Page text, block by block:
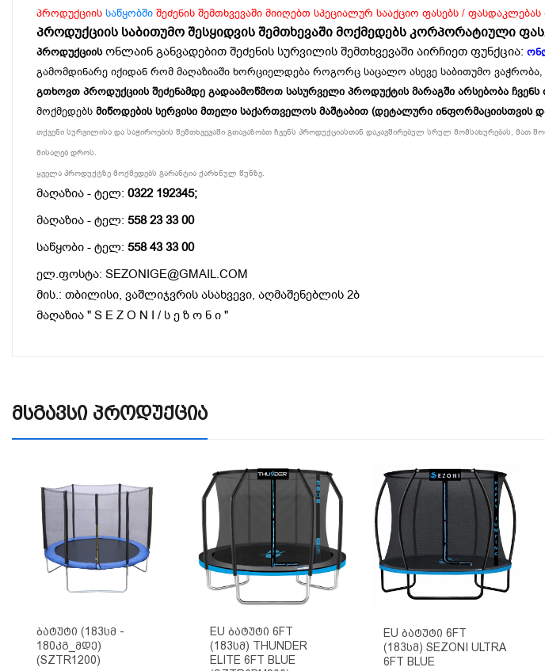
პროდუქციის საწყობში შეძენის შემთხვევაში მიიღებთ სპეციალურ სააქციო ფასებს / ფასდაკლებას
პროდუქციის საბითუმო შესყიდვის შემთხევაში მოქმედებს კორპორატიული
პროდუქციის ონლაინ განვადებით შეძენის სურვილის შემთხვევაში აირჩიეთ ფუნქცია:
გამომდინარე იქიდან რომ მაღაზიაში ხორციელდება როგორც საცალო ასევე საბითუმო
გთხოვთ პროდუქციის შეძენამდე გადაამოწმოთ სასურველი პროდუქტის მარაგში არსებობა ჩვენს
მოქმედებს მიწოდების სერვისი მთელი საქართველოს მაშტაბით (დეტალური ინფორმაციისთვის
თქვენი სურვილისა და საჭიროების შემთხვევაში გთავაზობთ ჩვენს პროდუქციასთან დაკავშირებულ სრულ მომსახურებას, მათ
მისაღებ დროს.
ყველა პროდუქტზე მოქმედებს გარანტია ქარხნულ წუნზე.
მაღაზია - ტელ: 0322 192345;
მაღაზია - ტელ: 558 23 33 00
საწყობი - ტელ: 558 43 33 00
ელ.ფოსტა: SEZONIGE@GMAIL.COM
მის.: თბილისი, ვაშლიჯვრის ასახვევი, აღმაშენებლის 2ბ
მაღაზია " S E Z O N I / ს ე ზ ო ნ ი "
Მსგავსი Პროდუქცია
Ბატუტი (183სმ -
180კგ_მდე)
(SZTR1200)
EU Ბატუტი 6FT
(183სმ) THUNDER
ELITE 6FT BLUE
EU Ბატუტი 6FT
(183სმ) SEZONI ULTRA
6FT BLUE